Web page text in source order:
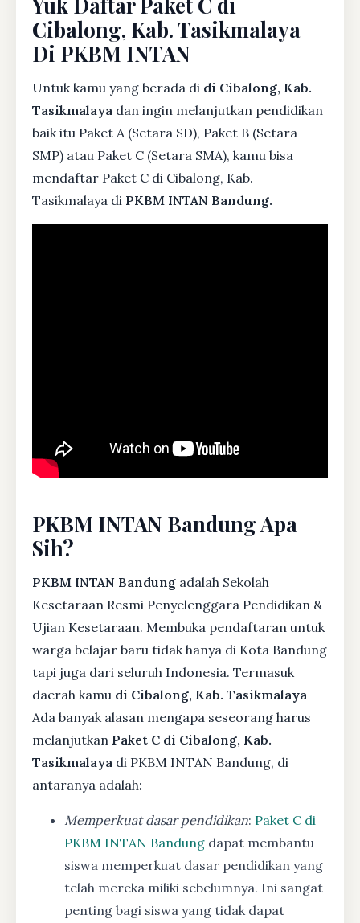
Cibalong, Kab. Tasikmalaya
Di PKBM INTAN
Untuk kamu yang berada di di Cibalong, Kab.
Tasikmalaya dan ingin melanjutkan pendidikan
baik itu Paket A (Setara SD), Paket B (Setara
SMP) atau Paket C (Setara SMA), kamu bisa
mendaftar Paket C di Cibalong, Kab.
Tasikmalaya di PKBM INTAN Bandung.
PKBM INTAN Bandung Apa
Sih?
PKBM INTAN Bandung adalah Sekolah
Kesetaraan Resmi Penyelenggara Pendidikan &
Ujian Kesetaraan. Membuka pendaftaran untuk
warga belajar baru tidak hanya di Kota Bandung
tapi juga dari seluruh Indonesia. Termasuk
daerah kamu di Cibalong, Kab. Tasikmalaya
Ada banyak alasan mengapa seseorang harus
melanjutkan Paket C di Cibalong, Kab.
Tasikmalaya di PKBM INTAN Bandung, di
antaranya adalah:
Memperkuat dasar pendidikan: Paket C di
PKBM INTAN Bandung dapat membantu
siswa memperkuat dasar pendidikan yang
telah mereka miliki sebelumnya. Ini sangat
penting bagi siswa yang tidak dapat